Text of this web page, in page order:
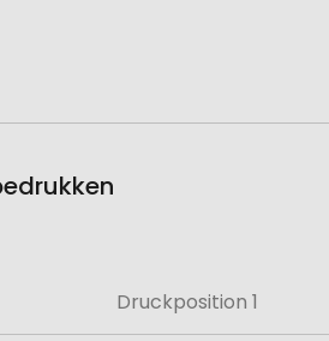
Druckposition 1